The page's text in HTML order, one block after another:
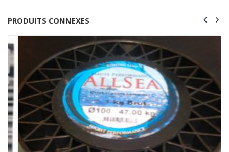
PRODUITS CONNEXES